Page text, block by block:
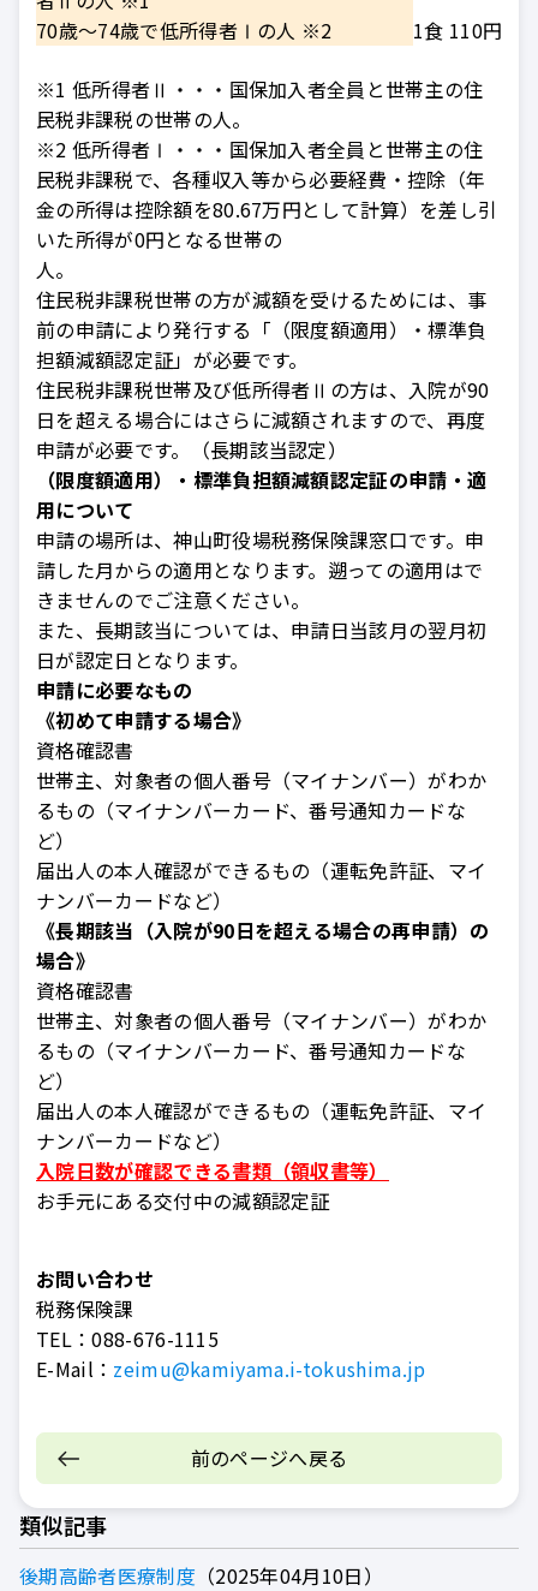
70歳～74歳で低所得者Ⅰの人 ※2 1食 110円
※1 低所得者Ⅱ・・・国保加入者全員と世帯主の住
民税非課税の世帯の人。
※2 低所得者Ⅰ・・・国保加入者全員と世帯主の住
民税非課税で、各種収入等から必要経費・控除（年
金の所得は控除額を80.67万円として計算）を差し引
いた所得が0円となる世帯の
住民税非課税世帯の方が減額を受けるためには、事
前の申請により発行する「（限度額適用）・標準負
担額減額認定証」が必要です。
住民税非課税世帯及び低所得者Ⅱの方は、入院が90
日を超える場合にはさらに減額されますので、再度
申請が必要です。（長期該当認定）
（限度額適用）・標準負担額減額認定証の申請・適
用について
申請の場所は、神山町役場税務保険課窓口です。申
請した月からの適用となります。遡っての適用はで
きませんのでご注意ください。
また、長期該当については、申請日当該月の翌月初
日が認定日となります。
申請に必要なもの
《初めて申請する場合》
資格確認書
世帯主、対象者の個人番号（マイナンバー）がわか
るもの（マイナンバーカード、番号通知カードな
ど）
届出人の本人確認ができるもの（運転免許証、マイ
ナンバーカードなど）
《長期該当（入院が90日を超える場合の再申請）の
場合》
資格確認書
世帯主、対象者の個人番号（マイナンバー）がわか
るもの（マイナンバーカード、番号通知カードな
ど）
届出人の本人確認ができるもの（運転免許証、マイ
ナンバーカードなど）
入院日数が確認できる書類（領収書等）
お手元にある交付中の減額認定証
お問い合わせ
税務保険課
TEL：088-676-1115
E-Mail： zeimu@kamiyama.i-tokushima.jp
前のページへ戻る
類似記事
後期高齢者医療制度
2025年04月10日